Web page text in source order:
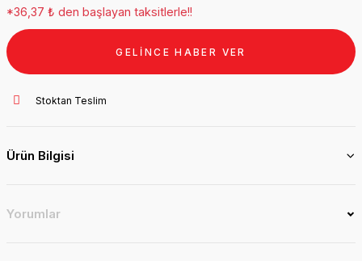
*36,37 ₺ den başlayan taksitlerle!!
GELİNCE HABER VER
Stoktan Teslim
Ürün Bilgisi
Yorumlar